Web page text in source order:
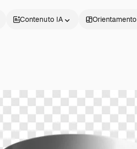
Contenuto IA Orientamento